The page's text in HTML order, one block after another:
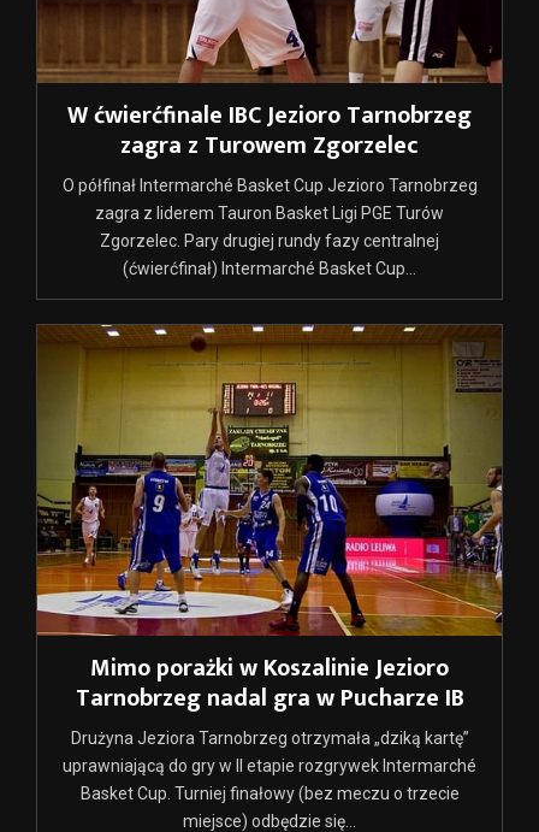
W ćwierćfinale IBC Jezioro Tarnobrzeg
zagra z Turowem Zgorzelec
O półfinał Intermarché Basket Cup Jezioro Tarnobrzeg
zagra z liderem Tauron Basket Ligi PGE Turów
Zgorzelec. Pary drugiej rundy fazy centralnej
(ćwierćfinał) Intermarché Basket Cup...
Mimo porażki w Koszalinie Jezioro
Tarnobrzeg nadal gra w Pucharze IB
Drużyna Jeziora Tarnobrzeg otrzymała „dziką kartę”
uprawniającą do gry w II etapie rozgrywek Intermarché
Basket Cup. Turniej finałowy (bez meczu o trzecie
miejsce) odbędzie się...